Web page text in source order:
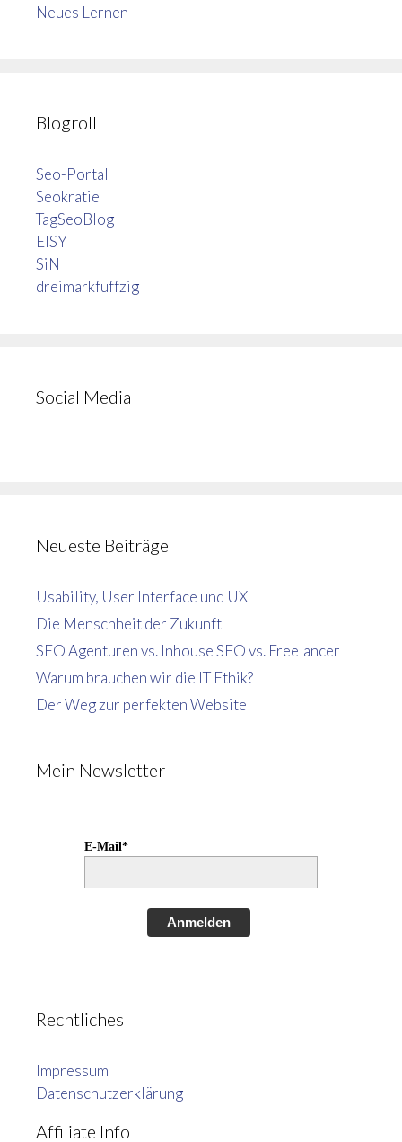
Neues Lernen
Blogroll
Seo-Portal
Seokratie
TagSeoBlog
EISY
SiN
dreimarkfuffzig
Social Media
Neueste Beiträge
Usability, User Interface und UX
Die Menschheit der Zukunft
SEO Agenturen vs. Inhouse SEO vs. Freelancer
Warum brauchen wir die IT Ethik?
Der Weg zur perfekten Website
Mein Newsletter
E-Mail*
Anmelden
Rechtliches
Impressum
Datenschutzerklärung
Affiliate Info